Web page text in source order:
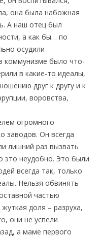
она была набожная
А наш отец был
а как бы… по
осудили
коммунизме было что-
в какие-то идеалы,
друг к другу и к
воровства,
огромного
заводов. Он всегда
лишний раз вызвать
это неудобно. Это были
всегда так, только
Нельзя обвинять
частью
доля – разруха,
они не успели
а маме первого